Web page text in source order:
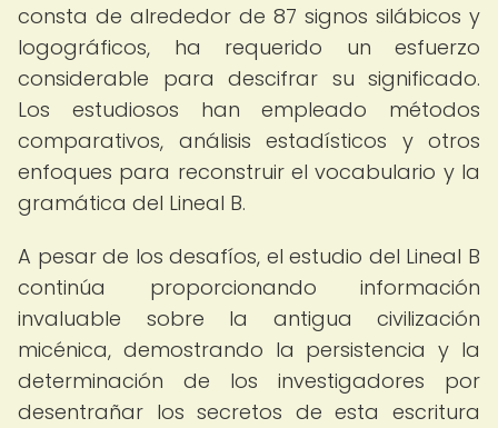
consta de alrededor de 87 signos silábicos y
logográficos, ha requerido un esfuerzo
considerable para descifrar su significado.
Los estudiosos han empleado métodos
comparativos, análisis estadísticos y otros
enfoques para reconstruir el vocabulario y la
gramática del Lineal B.
A pesar de los desafíos, el estudio del Lineal B
continúa proporcionando información
invaluable sobre la antigua civilización
micénica, demostrando la persistencia y la
determinación de los investigadores por
desentrañar los secretos de esta escritura